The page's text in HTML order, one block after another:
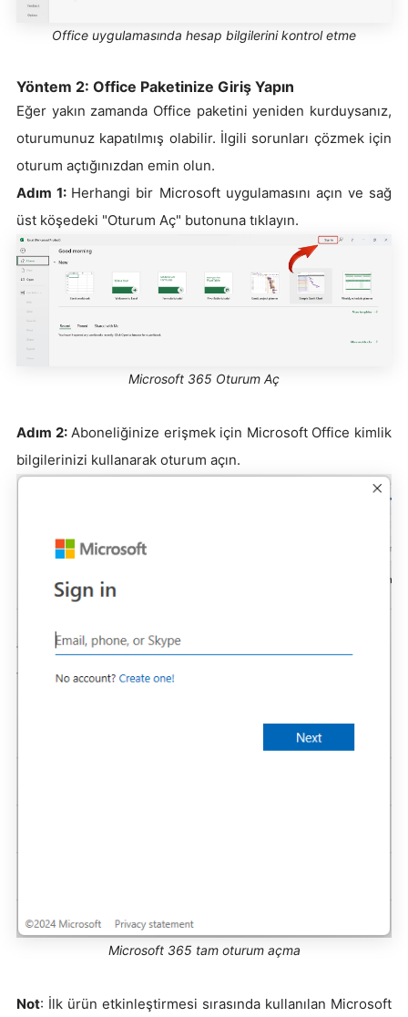
Office uygulamasında hesap bilgilerini kontrol etme
Yöntem 2: Office Paketinize Giriş Yapın
Eğer yakın zamanda Office paketini yeniden kurduysanız,
oturumunuz kapatılmış olabilir. İlgili sorunları çözmek için
oturum açtığınızdan emin olun.
Adım 1: Herhangi bir Microsoft uygulamasını açın ve sağ
üst köşedeki "Oturum Aç" butonuna tıklayın.
Microsoft 365 Oturum Aç
Adım 2:Aboneliğinize erişmek için Microsoft Office kimlik
bilgilerinizi kullanarak oturum açın.
Microsoft 365 tam oturum açma
Not: İlk ürün etkinleştirmesi sırasında kullanılan Microsoft